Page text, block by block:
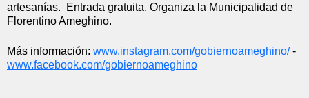
artesanías.  Entrada gratuita. Organiza la Municipalidad de
Florentino Ameghino.
Más información: www.instagram.com/gobiernoameghino/
www.facebook.com/gobiernoameghino